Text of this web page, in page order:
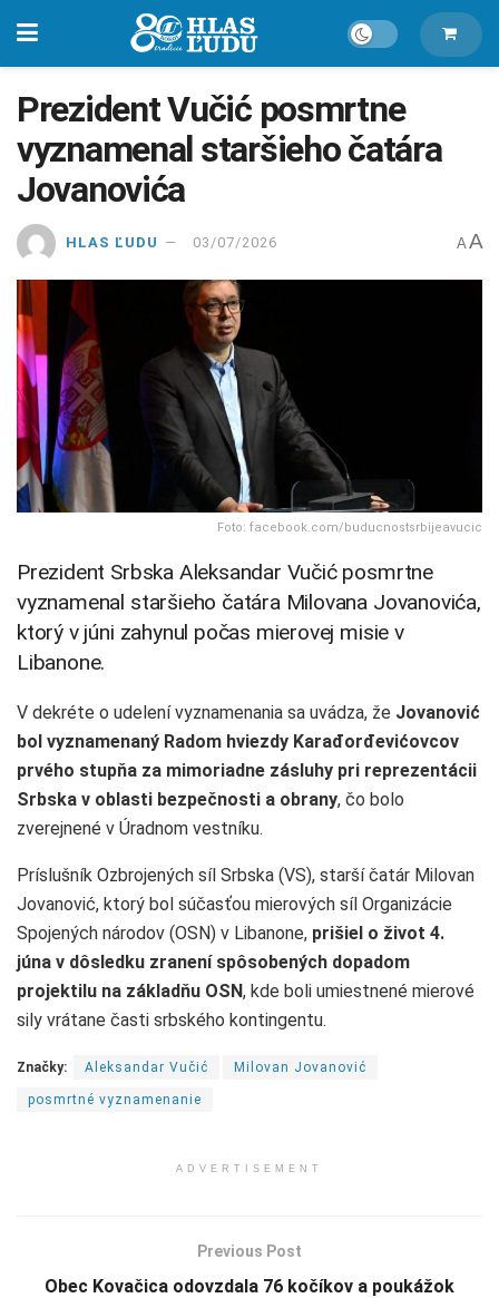
Prezident Vučić posmrtne
vyznamenal staršieho čatára
Jovanovića
HLAS ĽUDU 03/07/2026 A A
Foto: facebook.com/buducnostsrbijeavucic
Prezident Srbska Aleksandar Vučić posmrtne
vyznamenal staršieho čatára Milovana Jovanovića,
ktorý v júni zahynul počas mierovej misie v
Libanone.
V dekréte o udelení vyznamenania sa uvádza, že Jovanović
bol vyznamenaný Radom hviezdy Karađorđevićovcov
prvého stupňa za mimoriadne zásluhy pri reprezentácii
Srbska v oblasti bezpečnosti a obrany, čo bolo
zverejnené v Úradnom vestníku.
Príslušník Ozbrojených síl Srbska (VS), starší čatár Milovan
Jovanović, ktorý bol súčasťou mierových síl Organizácie
Spojených národov (OSN) v Libanone, prišiel o život 4.
júna v dôsledku zranení spôsobených dopadom
projektilu na základňu OSN, kde boli umiestnené mierové
sily vrátane časti srbského kontingentu.
Značky: Aleksandar Vučić Milovan Jovanović
posmrtné vyznamenanie
ADVERTISEMENT
Previous Post
Obec Kovačica odovzdala 76 kočíkov a poukážok